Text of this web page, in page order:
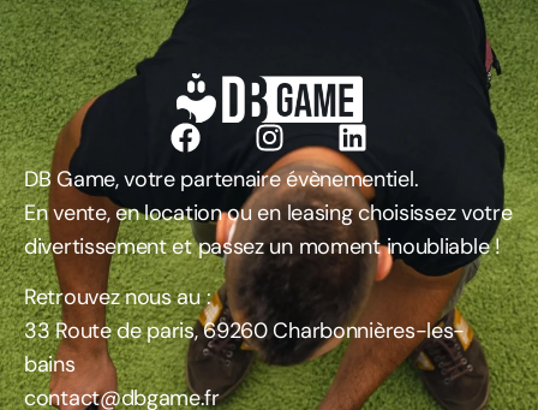
DB Game, votre partenaire évènementiel.
En vente, en location ou en leasing choisissez votre
divertissement et passez un moment inoubliable !
Retrouvez nous au :
33 Route de paris, 69260 Charbonnières-les-
bains
contact@dbgame.fr